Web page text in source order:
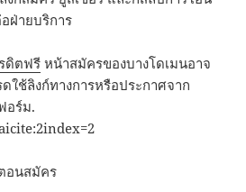
ฝ่ายบริการ
ดิตฟรีหน้าสมัครของบางโดเมนอาจ
ใช้ลิงก์ทางการหรือประกาศจาก
อร์ม.
อนสมัคร